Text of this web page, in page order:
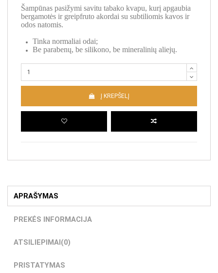
Šampūnas pasižymi savitu tabako kvapu, kurį apgaubia
bergamotės ir greipfruto akordai su subtiliomis kavos ir
odos natomis.
Tinka normaliai odai;
Be parabenų, be silikono, be mineralinių aliejų.
Į KREPŠELĮ
APRAŠYMAS
PREKĖS INFORMACIJA
ATSILIEPIMAI(0)
PRISTATYMAS